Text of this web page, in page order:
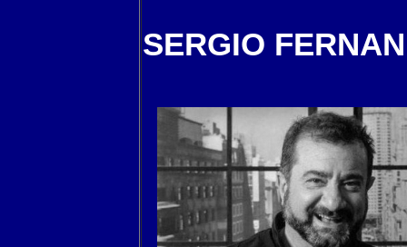
SERGIO